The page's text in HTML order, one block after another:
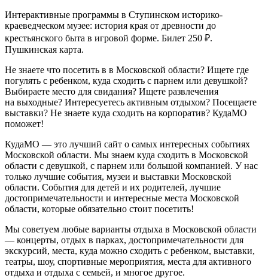
Интерактивные программы в Ступинском историко-
краеведческом музее: история края от древности до
крестьянского быта в игровой форме. Билет 250 ₽.
Пушкинская карта.
Не знаете что посетить в в Московской области? Ищете где
погулять с ребенком, куда сходить с парнем или девушкой?
Выбираете место для свидания? Ищете развлечения
на выходные? Интересуетесь активным отдыхом? Посещаете
выставки? Не знаете куда сходить на корпоратив? КудаМО
поможет!
КудаМО — это лучший сайт о самых интересных событиях
Московской области. Мы знаем куда сходить в Московской
области с девушкой, с парнем или большой компанией. У нас
только лучшие события, музеи и выставки Московской
области. События для детей и их родителей, лучшие
достопримечательности и интересные места Московской
области, которые обязательно стоит посетить!
Мы советуем любые варианты отдыха в Московской области
— концерты, отдых в парках, достопримечательности для
экскурсий, места, куда можно сходить с ребенком, выставки,
театры, шоу, спортивные мероприятия, места для активного
отдыха и отдыха с семьей, и многое другое.